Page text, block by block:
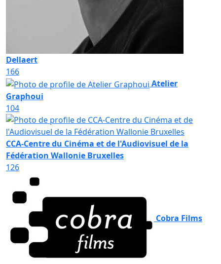
Dellaert
166
Atelier
Graphoui
104
CCA-Centre du Cinéma et de l'Audiovisuel de la
Fédération Wallonie Bruxelles
126
Cobra Films